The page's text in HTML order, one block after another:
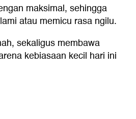
maksimal, sehingga
atau memicu rasa ngilu.
sekaligus membawa
kebiasaan kecil hari ini